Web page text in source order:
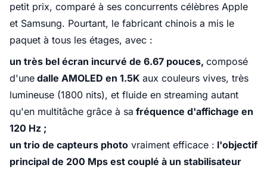
petit prix, comparé à ses concurrents célèbres Apple
et Samsung. Pourtant, le fabricant chinois a mis le
paquet à tous les étages, avec :
un très bel écran incurvé de 6.67 pouces, composé
d'une dalle AMOLED en 1.5K aux couleurs vives, très
lumineuse (1800 nits), et fluide en streaming autant
qu'en multitâche grâce à sa fréquence d'affichage en
120 Hz ;
un trio de capteurs photo vraiment efficace : l'objectif
principal de 200 Mps est couplé à un stabilisateur